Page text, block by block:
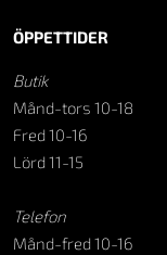
ÖPPETTIDER
Butik
Månd-tors 10-18
Fred 10-16
Lörd 11-15
Telefon
Månd-fred 10-16